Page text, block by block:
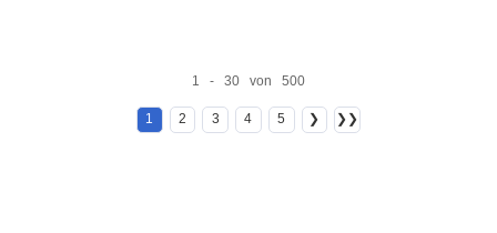
1 - 30 von 500
1 2 3 4 5 ❯ ❯❯